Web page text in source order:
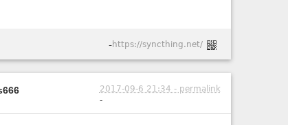
-https://syncthing.net/
2017-09-6 21:34 - permalink
-